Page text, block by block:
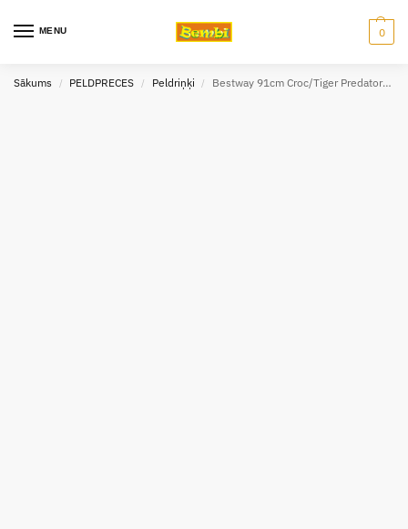
MENU 0
Sākums / PELDPRECES / Peldriņķi / Bestway 91cm Croc/Tiger Predator Peldriņķis